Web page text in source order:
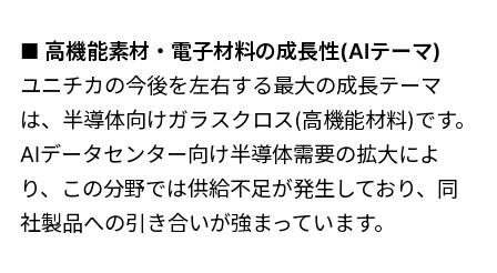
■ 高機能素材・電子材料の成長性(AIテーマ)
ユニチカの今後を左右する最大の成長テーマ
は、半導体向けガラスクロス(高機能材料)です。
AIデータセンター向け半導体需要の拡大によ
り、この分野では供給不足が発生しており、同
社製品への引き合いが強まっています。